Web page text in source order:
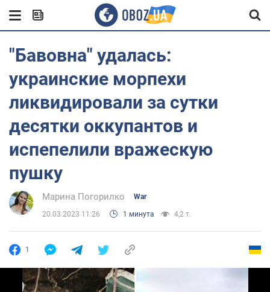
"Бавовна" удалась:
украинские морпехи
ликвидировали за сутки
десятки оккупантов и
испепелили вражескую
пушку
Марина Погорилко War
20.03.2023 11:26 1 минута 4,2 т.
1